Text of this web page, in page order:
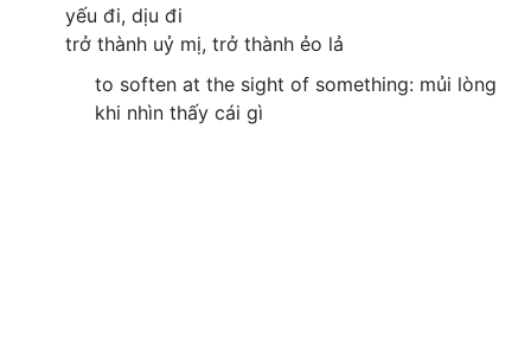
yếu đi, dịu đi
trở thành uỷ mị, trở thành ẻo lả
to soften at the sight of something: mủi lòng
khi nhìn thấy cái gì